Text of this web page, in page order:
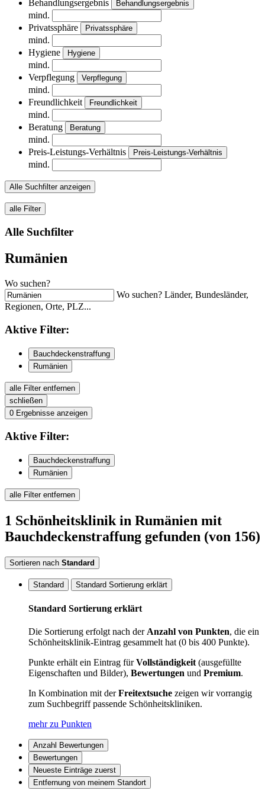
Behandlungsergebnis Behandlungsergebnis
mind.
Privatssphäre
Privatssphäre
mind.
Hygiene
Hygiene
mind.
Verpflegung
Verpflegung
mind.
Freundlichkeit
Freundlichkeit
mind.
Beratung
Beratung
mind.
Preis-Leistungs-Verhältnis
Preis-Leistungs-Verhältnis
mind.
Alle Suchfilter anzeigen
alle Filter
Alle Suchfilter
Rumänien
Wo suchen?
Wo suchen? Länder, Bundesländer,
Regionen, Orte, PLZ...
Aktive Filter:
Bauchdeckenstraffung
Rumänien
alle Filter entfernen
schließen
0 Ergebnisse anzeigen
Aktive Filter:
Bauchdeckenstraffung
Rumänien
alle Filter entfernen
1 Schönheitsklinik in Rumänien mit
Bauchdeckenstraffung gefunden (von 156)
Sortieren nach Standard
Standard Standard Sortierung erklärt
Standard Sortierung erklärt
Die Sortierung erfolgt nach derAnzahl von Punkten, die ein
Schönheitsklinik-Eintrag gesammelt hat (0 bis 400 Punkte).
Punkte erhält ein Eintrag fürVollständigkeit(ausgefüllte
Eigenschaften und Bilder), Bewertungen und Premium.
In Kombination mit derFreitextsuche zeigen wir vorrangig
zum Suchbegriff passende Schönheitskliniken.
mehr zu Punkten
Anzahl Bewertungen
Bewertungen
Neueste Einträge zuerst
Entfernung von meinem Standort